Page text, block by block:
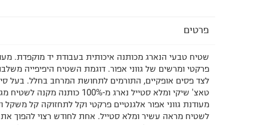
פרטים
שטיח טבעי הנארג מכותנה איכותית בעבודת יד מוקפדת.
פרקטי ומרשים של גווני אפור. דוגמת השטיח היפיפייה
לצד פסים אופקיים, התורמים לתחושת המרחב בחלל. בעל
טאצ' שיקי ומלא סטייל נארג מ-100%
מעודנת גווני אפור אלגנטיים פרקטי וקל לתחזוקה קל משקל
לשטיח מראה עשיר ומלא סטייל. אחת לחודש רצוי להפוך